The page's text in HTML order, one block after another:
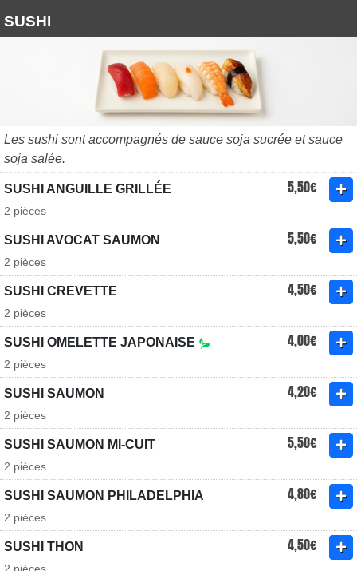
SUSHI
Les sushi sont accompagnés de sauce soja sucrée et sauce
soja salée.
SUSHI ANGUILLE GRILLÉE 5,50€
2 pièces
SUSHI AVOCAT SAUMON 5,50€
2 pièces
SUSHI CREVETTE 4,50€
2 pièces
SUSHI OMELETTE JAPONAISE 4,00€
2 pièces
SUSHI SAUMON 4,20€
2 pièces
SUSHI SAUMON MI-CUIT 5,50€
2 pièces
SUSHI SAUMON PHILADELPHIA 4,80€
2 pièces
SUSHI THON 4,50€